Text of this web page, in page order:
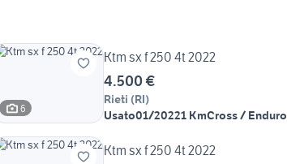
6
Ktm sx f 250 4t 2022
4.500 €
Rieti (RI)
Usato01/20221 KmCross / Enduro
Ktm sx f 250 4t 2022